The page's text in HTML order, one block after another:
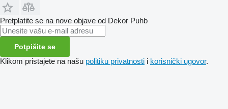
Pretplatite se na nove objave od Dekor Puhb
Potpišite se
Klikom pristajete na našu politiku privatnosti i korisnički ugovor.